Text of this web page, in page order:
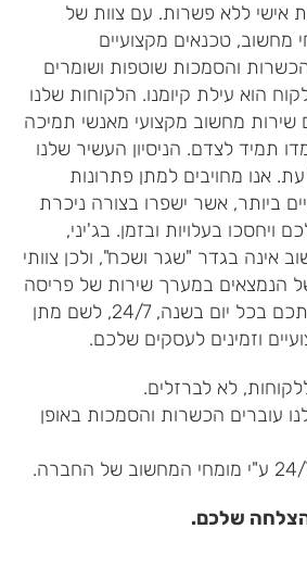
אישי ללא פשרות. עם צוות של
300 מומחי מחשוב, טכנאים מקצועיים
והסמכות שוטפות ושומרים
הוא עילת קיומנו. הלקוחות שלנו
שירות מחשוב מקצועי מאנשי תמיכה
תמיד לצדם. הניסיון העשיר שלנו
אנו מחויבים למתן פתרונות
ביותר, אשר ישפרו בצורה ניכרת
בעלויות ובזמן. בג'יני,
בגדר "שגר ושכח", ולכן צוותי
הנמצאים במערך שירות של פריסה
ארצית – יעמדו לרשותכם בכל יום בשנה, 24/7, לשם מתן
וזמינים לעסקים שלכם.
עוברים הכשרות והסמכות באופן
שלכם.